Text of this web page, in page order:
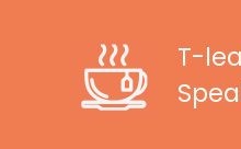
T-